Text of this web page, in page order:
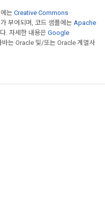
는 Creative Commons
부여되며, 코드 샘플에는 Apache
. 자세한 내용은 Google
바는 Oracle 및/또는 Oracle 계열사